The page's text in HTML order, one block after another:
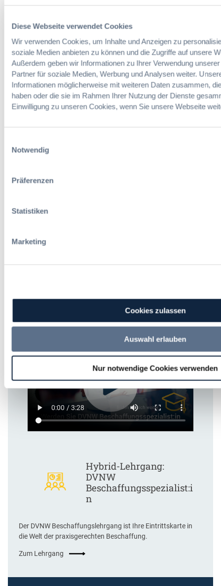
Diese Webseite verwendet Cookies
Wir verwenden Cookies, um Inhalte und Anzeigen zu
soziale Medien anbieten zu können und die Zugriffe auf unsere
Außerdem geben wir Informationen zu Ihrer Verwendung
Partner für soziale Medien, Werbung und Analysen weiter.
Informationen möglicherweise mit weiteren Daten zusammen,
haben oder die sie im Rahmen Ihrer Nutzung der Dienste
Einwilligung zu unseren Cookies, wenn Sie unsere Webseite
Notwendig
Präferenzen
Statistiken
Marketing
Cookies zulassen
Auswahl erlauben
Nur notwendige Cookies verwenden
Leiter Fortbildungen
daniel.buschermoehle@dvnw.de
M:+49 (0) 1515 4277 027
Hybrid-Lehrgang:
DVNW
Beschaffungsspezialist:i
n
Der DVNW Beschaffungslehrgang ist Ihre Eintrittskarte in
die Welt der praxisgerechten Beschaffung.
Zum Lehrgang